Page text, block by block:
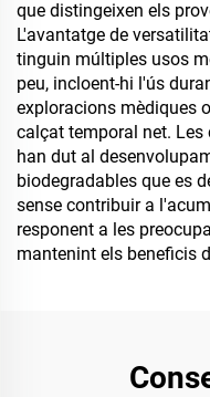
que distingeixen els
L'avantatge de
tinguin múltiples usos
peu, incloent-hi l'ús
exploracions mèdiques
calçat temporal net.
han dut al
biodegradables que es
sense contribuir a
responent a les
mantenint els beneficis